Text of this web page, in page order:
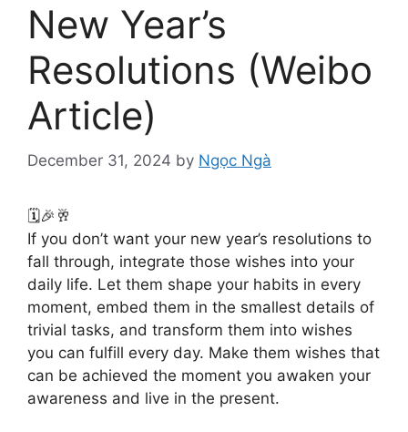
New Year’s
Resolutions (Weibo
Article)
December 31, 2024 by Ngọc Ngà
🗓🎉🥂
If you don’t want your new year’s resolutions to
fall through, integrate those wishes into your
daily life. Let them shape your habits in every
moment, embed them in the smallest details of
trivial tasks, and transform them into wishes
you can fulfill every day. Make them wishes that
can be achieved the moment you awaken your
awareness and live in the present.